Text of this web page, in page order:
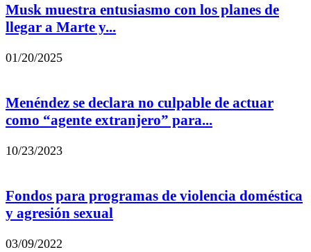
Musk muestra entusiasmo con los planes de
llegar a Marte y...
01/20/2025
Menéndez se declara no culpable de actuar
como “agente extranjero” para...
10/23/2023
Fondos para programas de violencia doméstica
y agresión sexual
03/09/2022